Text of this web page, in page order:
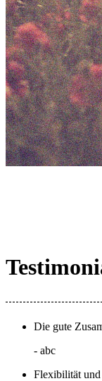
Die gute
- abc
Flexibilität und